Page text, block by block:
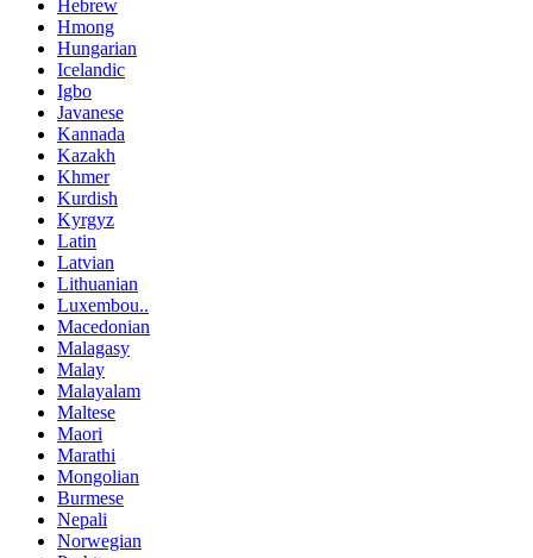
Hebrew
Hmong
Hungarian
Icelandic
Igbo
Javanese
Kannada
Kazakh
Khmer
Kurdish
Kyrgyz
Latin
Latvian
Lithuanian
Luxembou..
Macedonian
Malagasy
Malay
Malayalam
Maltese
Maori
Marathi
Mongolian
Burmese
Nepali
Norwegian